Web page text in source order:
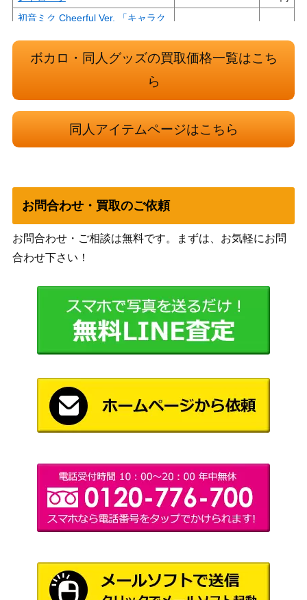
初音ミク Cheerful Ver. 「キャラク
ミク」 1/8 PVC製塗装済み完成品
カンパニー
初音ミク 深海少女ver. 「キャラク
ミク」 1/8 PVC製塗装済み完成品
カンパニー
カンパニー
「キャラクターボーカルシリーズ0
1 初音ミク」
グルーヴ
5,000
ャラクター・ボーカル・シリーズ0
1 初音ミク」 1/8 ATBC-PVC製塗装
グッドスマイル
カンパニー
4,000
初音未來 「千本桜 feat. 初音ミ
ィギュア
4,000
初音ミク 恋は戦争ver.DX 「キャラ
クター・ボーカル・シリーズ01 初
音ミク」 塗装済み完成品フィギュ
グッドスマイル
カンパニー
鏡音鈴＆鏡音錬 「千本桜 feat. 初
音ミク」 1/8 PVC製塗装済み完成
品フィギュア
フリーイング
和楽器バンド ボカロ三昧大演奏会
和楽器バンド
みくずきん 「初音ミク -Project DI
VA- 2nd」 1/7 ATBC-PVC製塗装済
み完成品
マックスファク
トリー
ボカロ・同人グッズの買取価格一覧はこち
ら
同人アイテムページはこちら
お問合わせ・買取のご依頼
お問合わせ・ご相談は無料です。まずは、お気軽にお問
合わせ下さい！